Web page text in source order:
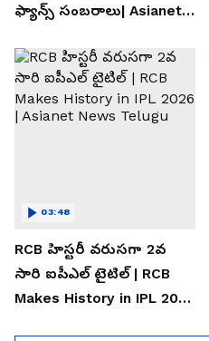
ఫ్యాన్స్ సంబరాలు| Asianet
RCB హిస్టరీ వరుసగా 2వ
సారి ఐపీఎల్ టైటిల్ | RCB
Makes History in IPL 2026
03:48